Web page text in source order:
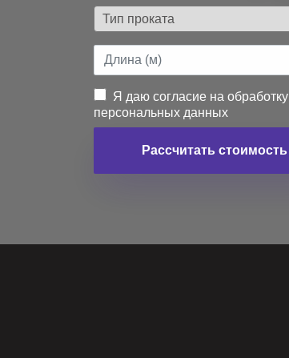
Я даю согласие на обработку
персональных данных
Рассчитать стоимость